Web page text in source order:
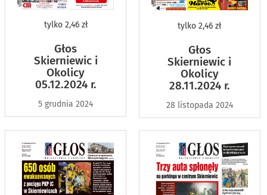
tylko2,46 zł
Głos
Skierniewic i
Okolicy
05.12.2024 r.
5 grudnia 2024
tylko 2,46 zł
Głos
Skierniewic i
Okolicy
28.11.2024 r.
28 listopada 2024